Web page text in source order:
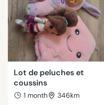
Lot de peluches et
coussins
1 month 346km